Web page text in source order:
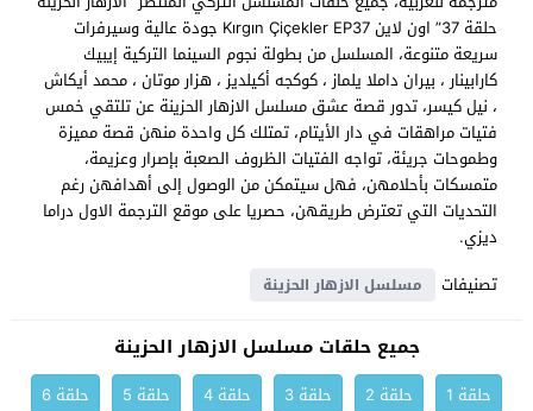
حلقة 37” اون لاين Kırgın Çiçekler EP37 جودة عالية وسيرفرات
سريعة متنوعة، المسلسل من بطولة نجوم السينما التركية إيبيك
كارابينار ، بيران داملا يلماز ، كوكجه أكيلديز ، هزار موتان ، محمد أيكاش
، نيل كيسر، تدور قصة عشق مسلسل الازهار الحزينة عن تلتقي خمس
فتيات مراهقات في دار الأيتام، تمتلك كل واحدة منهن قصة مميزة
وطموحات جريئة، تواجه الفتيات الظروف الصعبة بإصرار وعزيمة،
متمسكات بأحلامهن، فهل سيتمكن من الوصول إلى أهدافهن رغم
التحديات التي تعترض طريقهن، حصريا على موقع الترجمة الاول دراما
ديزي.
تصنيفات
مسلسل الازهار الحزينة
جميع حلقات مسلسل الازهار الحزينة
حلقة 1 حلقة 2 حلقة 3 حلقة 4 حلقة 5
حلقة 6